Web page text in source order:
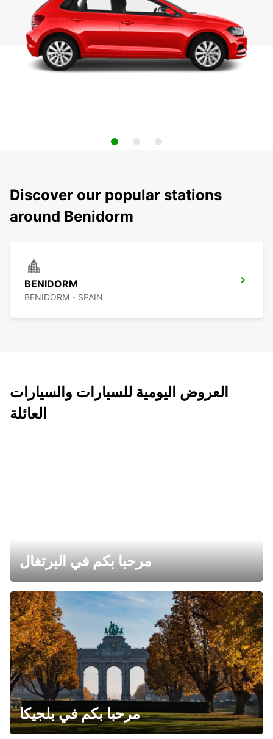
Discover our popular stations
around Benidorm
BENIDORM
BENIDORM - SPAIN
العروض اليومية للسيارات والسيارات
العائلة
مرحبا بكم في البرتغال
مرحبا بكم في بلجيكا